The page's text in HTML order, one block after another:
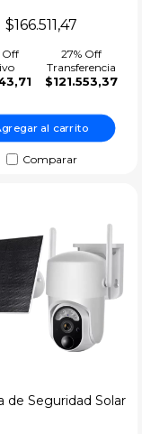
Microfono WiFi
$166.511,47
Off
27% Off
Transferencia
$121.553,37
al carrito
Comparar
de Seguridad Solar